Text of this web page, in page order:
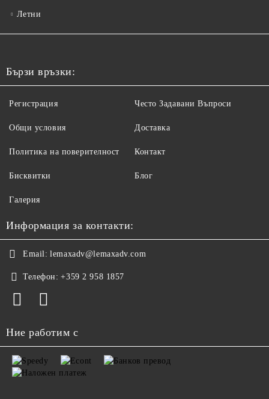
Летни
Бързи връзки:
Регистрация
Общи условия
Политика на поверителност
Бисквитки
Често Задавани Въпроси
Доставка
Контакт
Блог
Галерия
Информация за контакти:
Email: lemaxadv@lemaxadv.com
Телефон: +359 2 958 1857
Ние работим с